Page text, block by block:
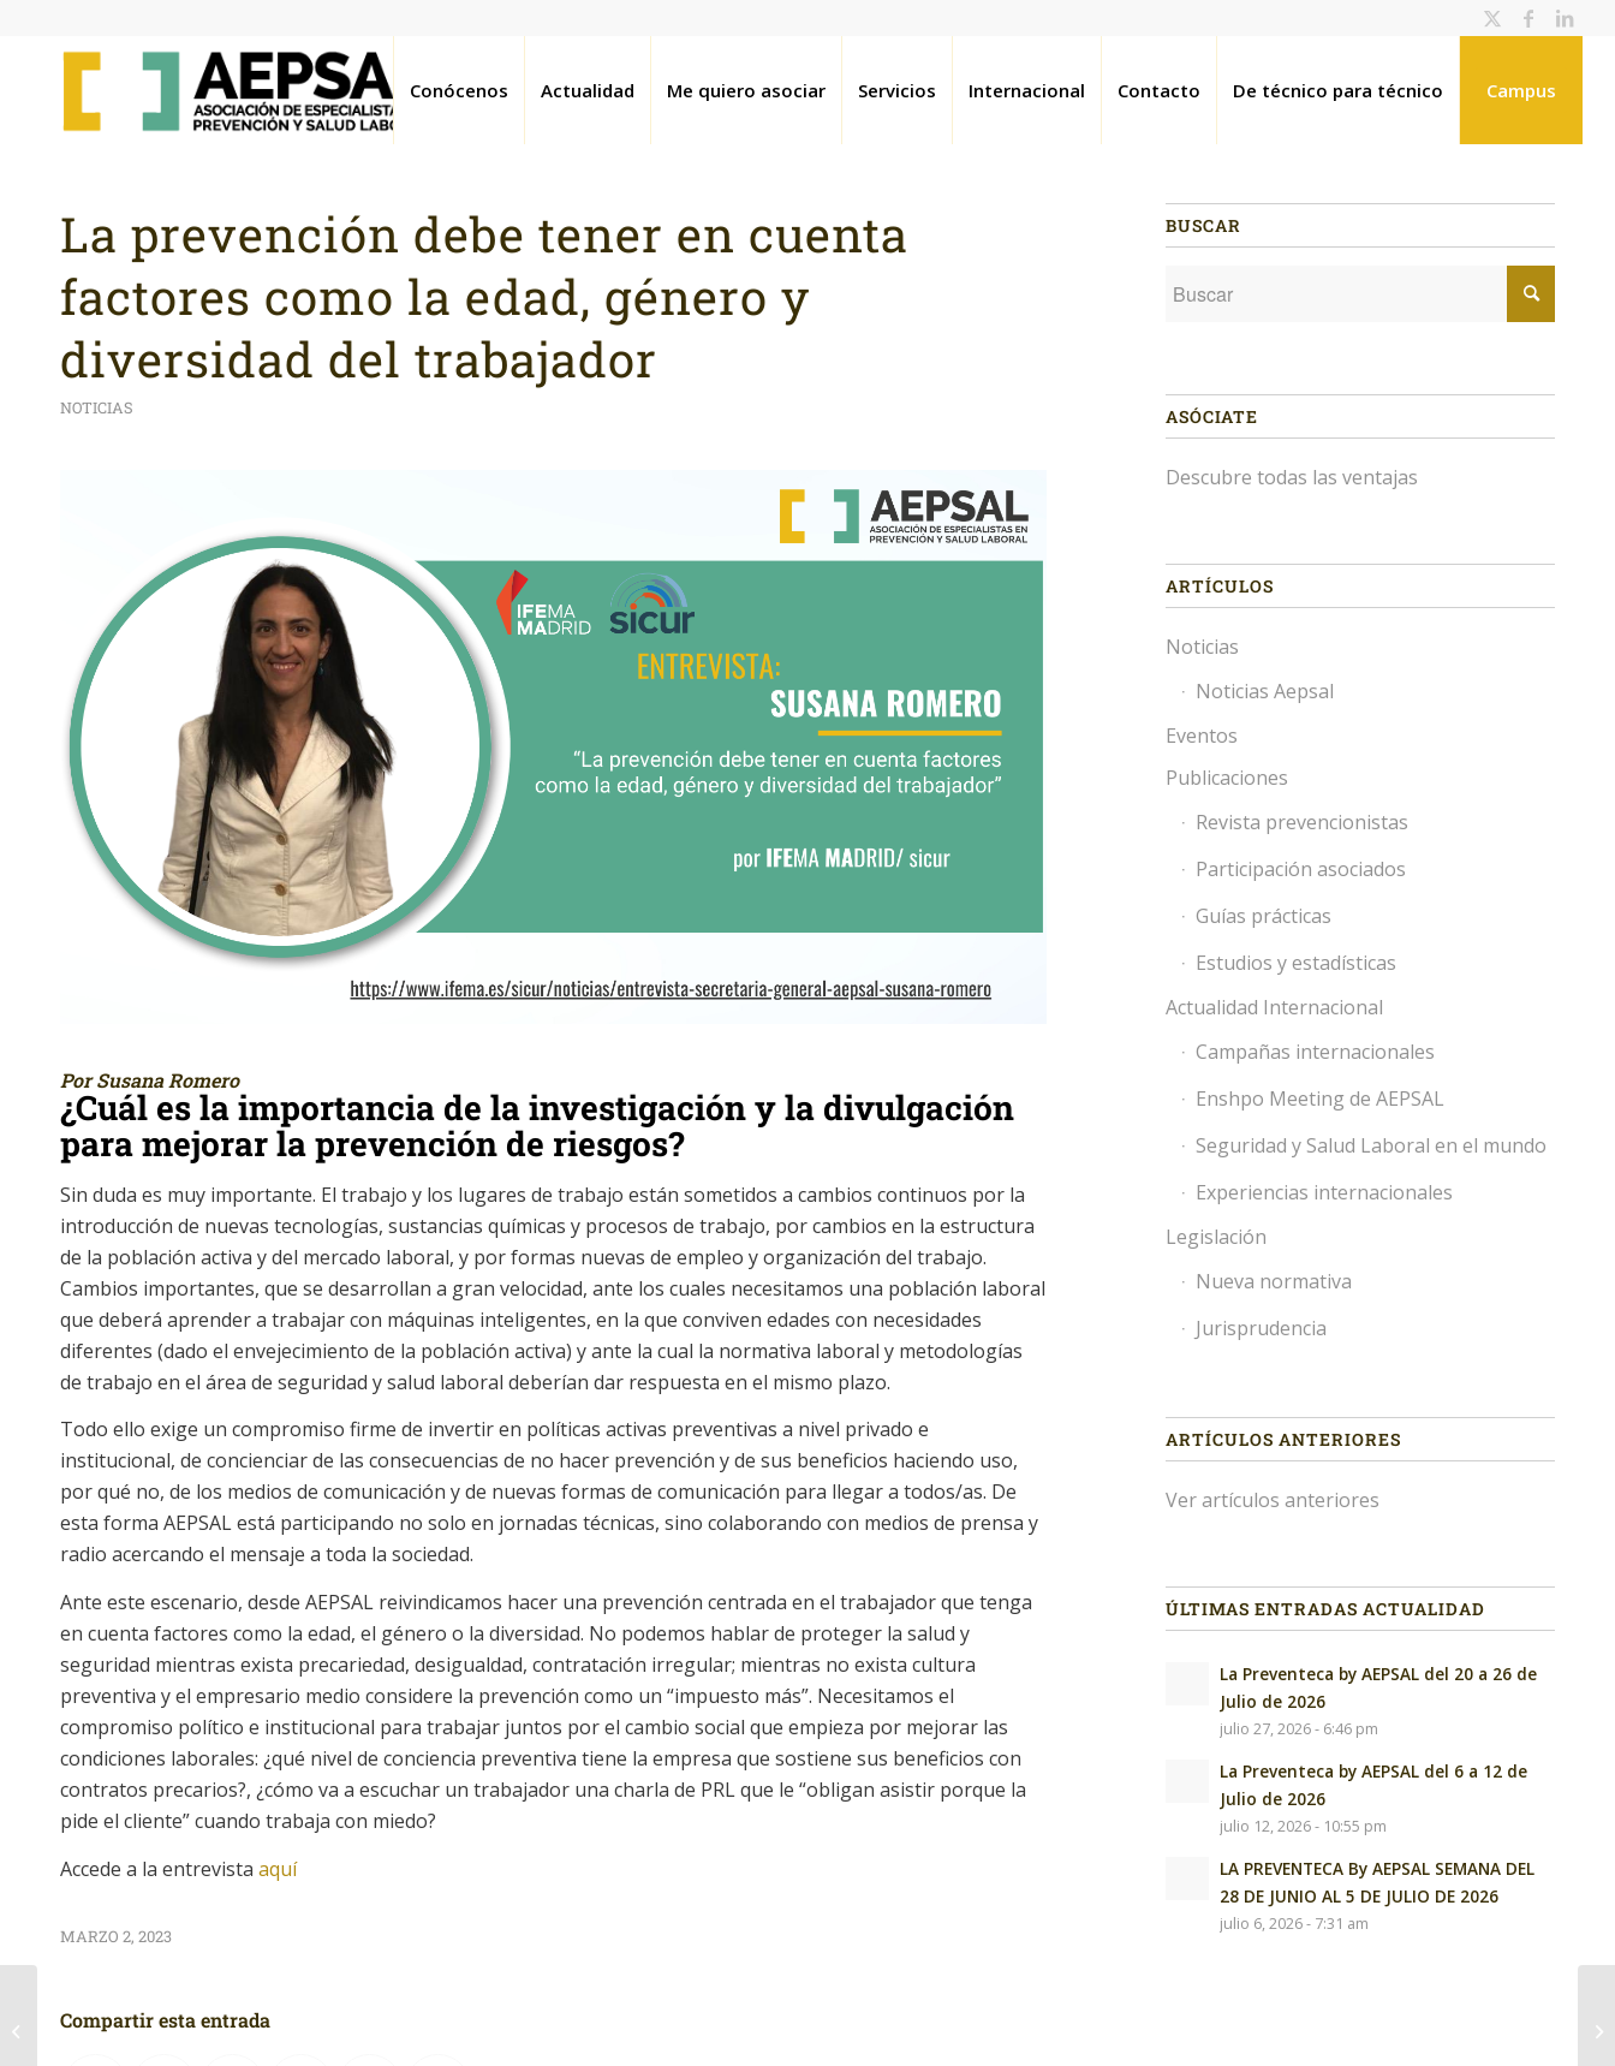
Conócenos Actualidad Me quiero asociar Servicios Internacional Contacto De técnico para técnico Campus
La prevención debe tener en cuenta
factores como la edad, género y
diversidad del trabajador
NOTICIAS
Por Susana Romero
¿Cuál es la importancia de la investigación y la divulgación
para mejorar la prevención de riesgos?
Sin duda es muy importante. El trabajo y los lugares de trabajo están sometidos a cambios continuos por la
introducción de nuevas tecnologías, sustancias químicas y procesos de trabajo, por cambios en la estructura
de la población activa y del mercado laboral, y por formas nuevas de empleo y organización del trabajo.
Cambios importantes, que se desarrollan a gran velocidad, ante los cuales necesitamos una población laboral
que deberá aprender a trabajar con máquinas inteligentes, en la que conviven edades con necesidades
diferentes (dado el envejecimiento de la población activa) y ante la cual la normativa laboral y metodologías
de trabajo en el área de seguridad y salud laboral deberían dar respuesta en el mismo plazo.
Todo ello exige un compromiso firme de invertir en políticas activas preventivas a nivel privado e
institucional, de concienciar de las consecuencias de no hacer prevención y de sus beneficios haciendo uso,
por qué no, de los medios de comunicación y de nuevas formas de comunicación para llegar a todos/as. De
esta forma AEPSAL está participando no solo en jornadas técnicas, sino colaborando con medios de prensa y
radio acercando el mensaje a toda la sociedad.
Ante este escenario, desde AEPSAL reivindicamos hacer una prevención centrada en el trabajador que tenga
en cuenta factores como la edad, el género o la diversidad. No podemos hablar de proteger la salud y
seguridad mientras exista precariedad, desigualdad, contratación irregular; mientras no exista cultura
preventiva y el empresario medio considere la prevención como un “impuesto más”. Necesitamos el
compromiso político e institucional para trabajar juntos por el cambio social que empieza por mejorar las
condiciones laborales: ¿qué nivel de conciencia preventiva tiene la empresa que sostiene sus beneficios con
contratos precarios?, ¿cómo va a escuchar un trabajador una charla de PRL que le “obligan asistir porque la
pide el cliente” cuando trabaja con miedo?
Accede a la entrevista aquí
MARZO 2, 2023
Compartir esta entrada
BUSCAR
ASÓCIATE
Descubre todas las ventajas
ARTÍCULOS
Noticias
Noticias Aepsal
Eventos
Publicaciones
Revista prevencionistas
Participación asociados
Guías prácticas
Estudios y estadísticas
Actualidad Internacional
Campañas internacionales
Enshpo Meeting de AEPSAL
Seguridad y Salud Laboral en el mundo
Experiencias internacionales
Legislación
Nueva normativa
Jurisprudencia
ARTÍCULOS ANTERIORES
Ver artículos anteriores
ÚLTIMAS ENTRADAS ACTUALIDAD
La Preventeca by AEPSAL del 20 a 26 de
Julio de 2026
julio 27, 2026 - 6:46 pm
La Preventeca by AEPSAL del 6 a 12 de
Julio de 2026
julio 12, 2026 - 10:55 pm
LA PREVENTECA By AEPSAL SEMANA DEL
28 DE JUNIO AL 5 DE JULIO DE 2026
julio 6, 2026 - 7:31 am
Ofertas de Trabajo